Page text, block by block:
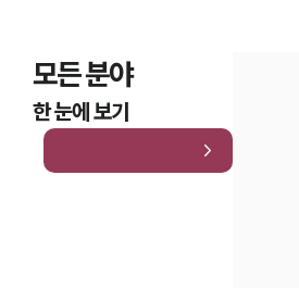
모든 분야
한 눈에 보기